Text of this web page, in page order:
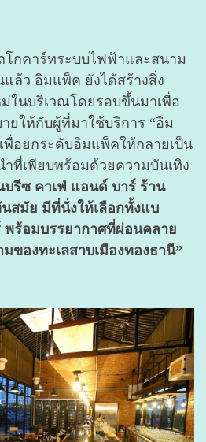
าร์ทระบบไฟฟ้าและสนาม
ล้ว อิมแพ็ค ยังได้สร้างสิ่ง
ในบริเวณโดยรอบขึ้นมาเพื่อ
ยให้กับผู้ที่มาใช้บริการ “อิม
พื่อยกระดับอิมแพ็คให้กลายเป็น
ที่เพียบพร้อมด้วยความบันเทิง
บรีซ คาเฟ่ แอนด์ บาร์ ร้าน
สมัย มีที่นั่งให้เลือกทั้งแบ
พร้อมบรรยากาศที่ผ่อนคลาย
ของทะเลสาบเมืองทองธานี”